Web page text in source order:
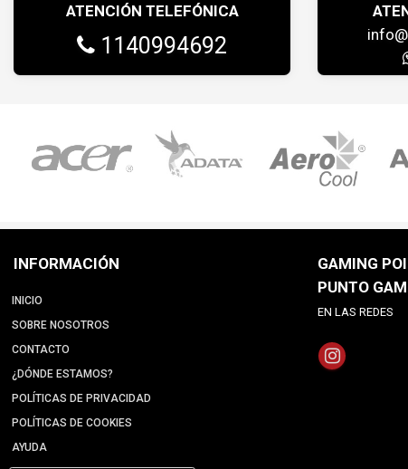
ATENCIÓN TELEFÓNICA
1140994692
INFORMACIÓN
INICIO
SOBRE NOSOTROS
CONTACTO
¿DÓNDE ESTAMOS?
POLÍTICAS DE PRIVACIDAD
POLÍTICAS DE COOKIES
AYUDA
GAMING
PUNTO
EN LAS REDES